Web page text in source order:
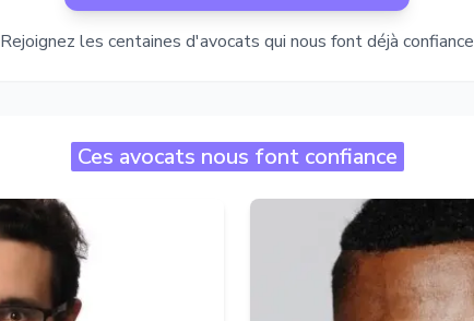
Rejoignez les centaines d'avocats qui nous font déjà confiance
Ces avocats nous font confiance